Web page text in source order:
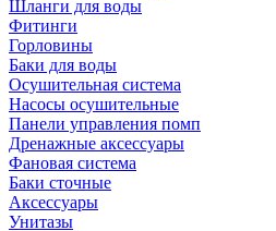
Шланги для воды
Фитинги
Горловины
Баки для воды
Осушительная система
Насосы осушительные
Панели управления помп
Дренажные аксессуары
Фановая система
Баки сточные
Аксессуары
Унитазы